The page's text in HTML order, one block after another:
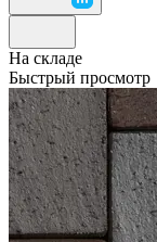
На складе
Быстрый просмотр